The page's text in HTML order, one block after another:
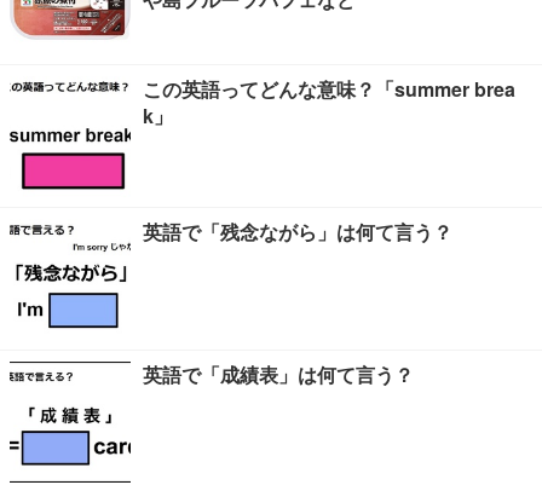
この英語ってどんな意味？「summer brea
k」
英語で「残念ながら」は何て言う？
英語で「成績表」は何て言う？